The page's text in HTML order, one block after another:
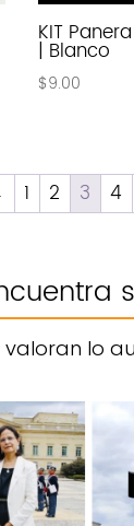
KIT
| Blanco
$9.00
1 2 3 4
lo